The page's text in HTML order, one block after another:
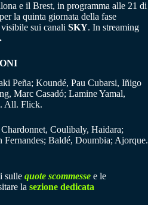
e il Brest, in programma alle 21 di
la quinta giornata della fase
sui canali SKY. In streaming
Peña; Koundé, Pau Cubarsi, Iñigo
Marc Casadó; Lamine Yamal,
All. Flick.
Coulibaly, Haidara;
Baldé, Doumbia; Ajorque.
sulle quote scommesse e le
la sezione dedicata